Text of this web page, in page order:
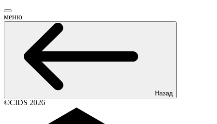
меню
Назад
©CIDS 2026